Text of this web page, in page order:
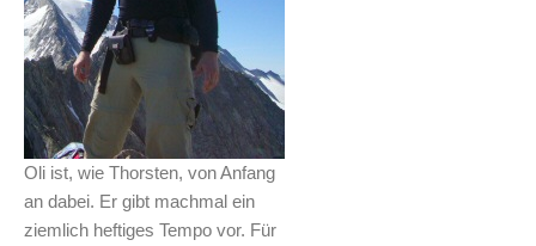
Oli ist, wie Thorsten, von Anfang
an dabei. Er gibt machmal ein
ziemlich heftiges Tempo vor. Für